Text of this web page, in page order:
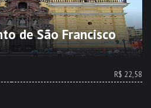
de São Francisco
R$ 22,58